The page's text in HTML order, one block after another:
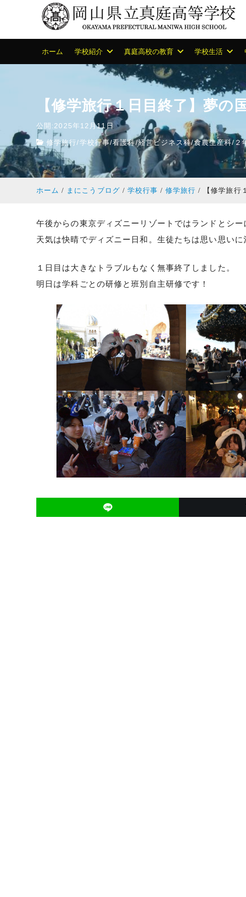
ホーム 学校紹介 真庭高校の教育 学校生活
【修学旅行１日目終了】夢の
公開:2025年12月11日
修学旅行/学校行事/看護科/経営ビジネス科/食農生産科/ ２
ホーム まにこうブログ 学校行事 修学旅行 【修学旅行
午後からの東京ディズニーリゾートではランドとシー
天気は快晴でディズニー日和。生徒たちは思い思いに
１日目は大きなトラブルもなく無事終了しました。
明日は学科ごとの研修と班別自主研修です！